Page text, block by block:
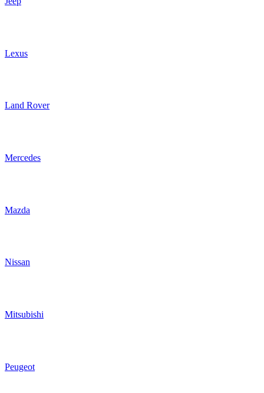
Lexus
Land Rover
Mercedes
Mazda
Nissan
Mitsubishi
Peugeot